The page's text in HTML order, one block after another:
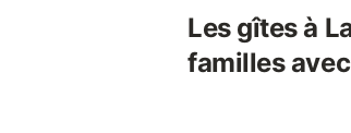
Les gîtes à
familles